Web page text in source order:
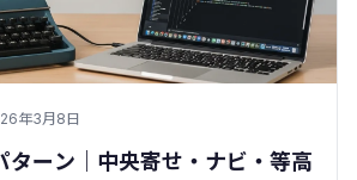
年3月8日
ーン｜中央寄せ・ナビ・等高